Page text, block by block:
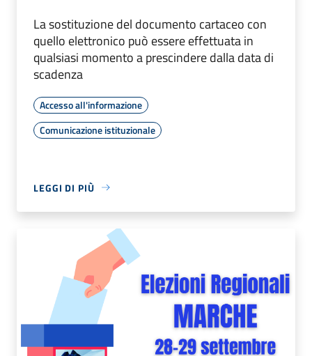
La sostituzione del documento cartaceo con
quello elettronico può essere effettuata in
qualsiasi momento a prescindere dalla data di
scadenza
Accesso all'informazione
Comunicazione istituzionale
LEGGI DI PIÙ